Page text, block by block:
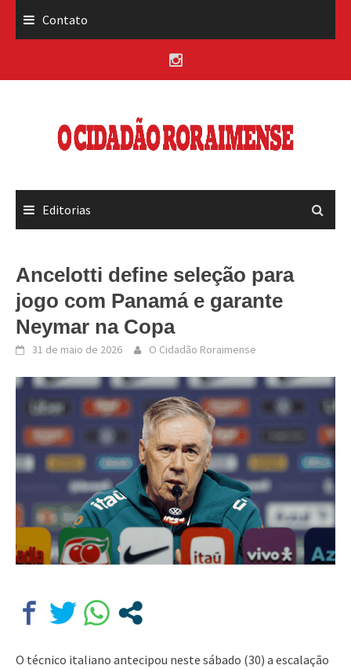
Contato
Editorias
Ancelotti define seleção para
jogo com Panamá e garante
Neymar na Copa
31 de maio de 2026 O Cidadão Roraimense
O técnico italiano antecipou neste sábado (30) a escalação